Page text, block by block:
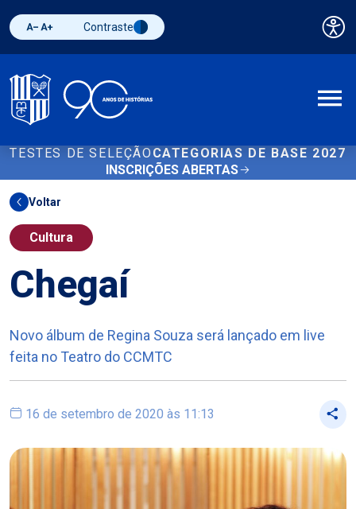
Diminuir fonte
Aumentar fonteAlternar contraste
Contraste
TESTES DE SELEÇÃO CATEGORIAS DE BASE 2027
INSCRIÇÕES ABERTAS
Voltar
Cultura
Chegaí
Novo álbum de Regina Souza será lançado em live
feita no Teatro do CCMTC
16 de setembro de 2020 às 11:13